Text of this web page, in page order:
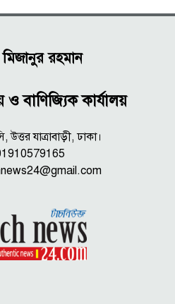
রহমান
ও বাণিজ্যিক কার্যালয়
যাত্রাবাড়ী, ঢাকা।